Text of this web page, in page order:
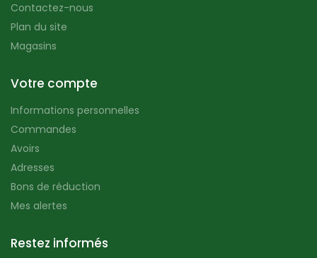
Contactez-nous
Plan du site
Magasins
Votre compte
Informations personnelles
Commandes
Avoirs
Adresses
Bons de réduction
Mes alertes
Restez informés